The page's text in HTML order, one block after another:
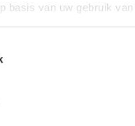
basis van uw gebruik